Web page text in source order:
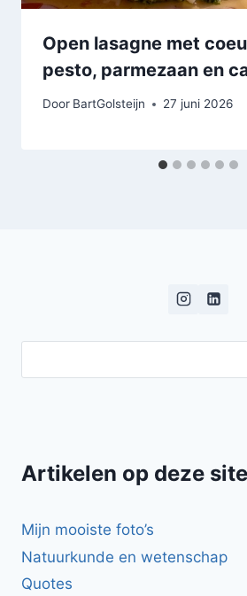
Open lasagne met
pesto, parmezaan en
Door BartGolsteijn 27 juni 2026
Artikelen op deze site
Mijn mooiste foto’s
Natuurkunde en wetenschap
Quotes